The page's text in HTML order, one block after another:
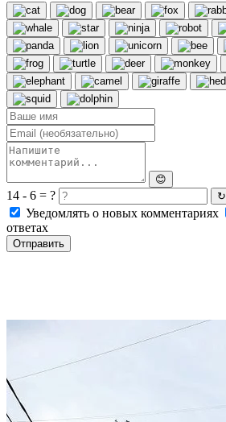
😊
14 - 6 = ? ↻
Уведомлять о новых комментариях
ответах
Отправить